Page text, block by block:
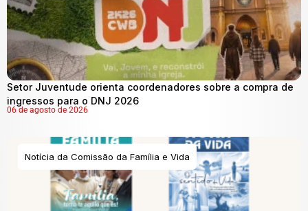
Setor Juventude orienta coordenadores sobre a compra de
ingressos para o DNJ 2026
06 de agosto de 2026
Notícia da Comissão da Família e Vida